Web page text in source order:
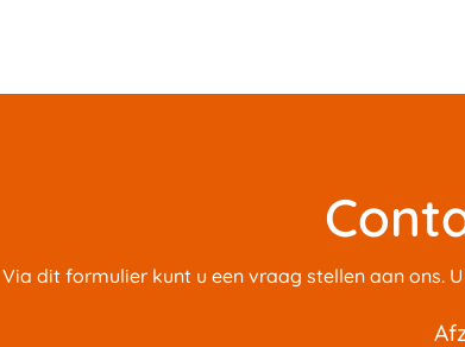
Via dit formulier kunt u een vraag stellen aan ons.